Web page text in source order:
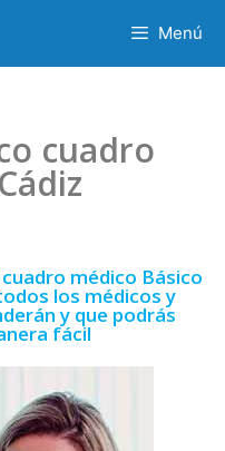
Menú
cuadro
médico Básico
los médicos y
y que podrás
fácil